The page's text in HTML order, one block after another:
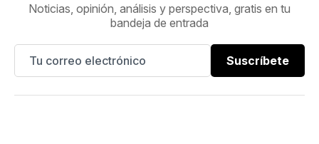
Noticias, opinión, análisis y perspectiva, gratis en tu
bandeja de entrada
Suscríbete